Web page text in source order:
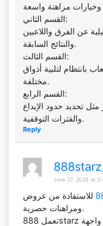
القسم الثاني:
عن الفرق واللاعبين
والنتائج السابقة.
القسم الثالث:
بانتظام لتلبية أذواق
مختلفة.
القسم الرابع:
تحديد حدود الإيداع
والفترات التوقفية.
Reply
June 27, 2026 at
للاستفادة من عروض
ومراهنات حصرية.
تعمل 888starz على تطوير تجربة المستخدم من خلال واجهة